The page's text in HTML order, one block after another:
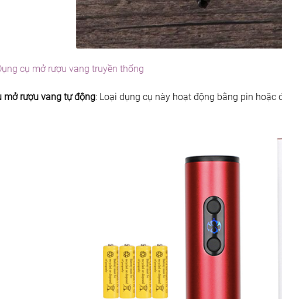
cụ mở rượu vang truyền thống
mở rượu vang tự động: Loại dụng cụ này hoạt động bằng pin